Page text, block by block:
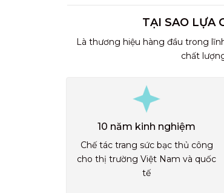
TẠI SAO LỰA
Là thương hiệu hàng đầu trong
chất
10 năm kinh nghiệm
Chế tác trang sức bạc thủ công
cho thị trường Việt Nam và quốc
tế